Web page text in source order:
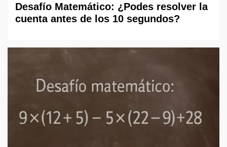
Desafío Matemático: ¿Podes resolver la
cuenta antes de los 10 segundos?